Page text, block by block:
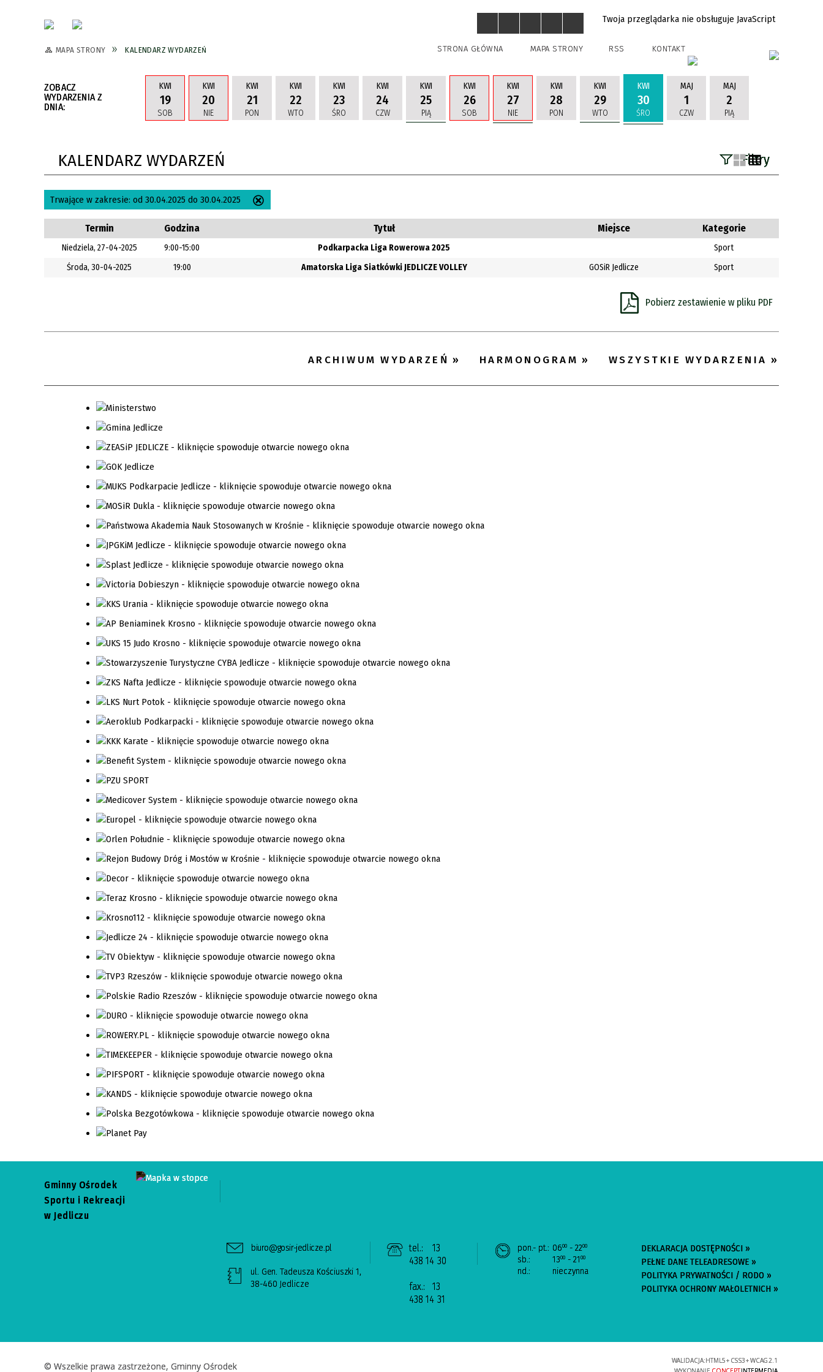
Twoja przeglądarka nie obsługuje JavaScript
STRONA GŁÓWNA MAPA STRONY RSS KONTAKT
MAPA STRONY KALENDARZ WYDARZEŃ
ZOBACZ
WYDARZENIA Z
DNIA:
KWI
19
SOB
KWI
20
NIE
KWI
21
PON
KWI
22
WTO
KWI
23
ŚRO
KWI
24
CZW
KWI
25
PIĄ
KWI
26
SOB
KWI
27
NIE
KWI
28
PON
KWI
29
WTO
KWI
30
ŚRO
MAJ
1
CZW
MAJ
2
PIĄ
KALENDARZ WYDARZEŃ Filtry
Kategoria
zakresie
Miejsce
Organizator
Trwające w zakresie: od 30.04.2025 do 30.04.2025
ten
Termin Godzina Tytuł Miejsce Kategorie
Niedziela, 27-04-2025 9:00-15:00 Podkarpacka Liga Rowerowa 2025
Sport
Środa, 30-04-2025
19:00 Amatorska Liga Siatkówki JEDLICZE VOLLEY GOSiR Jedlicze Sport
Pobierz zestawienie w pliku PDF
WSZYSTKIE WYDARZENIA
HARMONOGRAM
ARCHIWUM WYDARZEŃ
Gminny Ośrodek
Sportu i Rekreacji
w Jedliczu
biuro@gosir-jedlicze.pl
ul. Gen. Tadeusza Kościuszki 1,
38-460 Jedlicze
tel.:
13
438 14 30
fax.:
13
438 14 31
pon.- pt.: 0600 - 2200
sb.: 1300 - 2100
nd.: nieczynna
DEKLARACJA DOSTĘPNOŚCI »
PEŁNE DANE TELEADRESOWE »
POLITYKA PRYWATNOŚCI / RODO »
POLITYKA OCHRONY MAŁOLETNICH »
© Wszelkie prawa zastrzeżone, Gminny Ośrodek WALIDACJA:HTML5+ CSS3+WCAG 2.1